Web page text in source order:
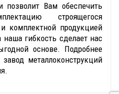
позволит Вам обеспечить
строящегося
комплектной продукцией
гибкость сделает нас
основе. Подробнее
металлоконструкций